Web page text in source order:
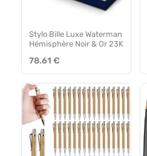
Stylo Bille Luxe Waterman
Hémisphère Noir & Or 23K
78.61 €